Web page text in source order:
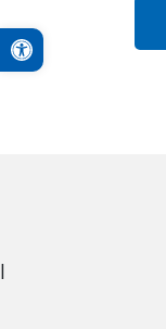
A+
Open toolbar